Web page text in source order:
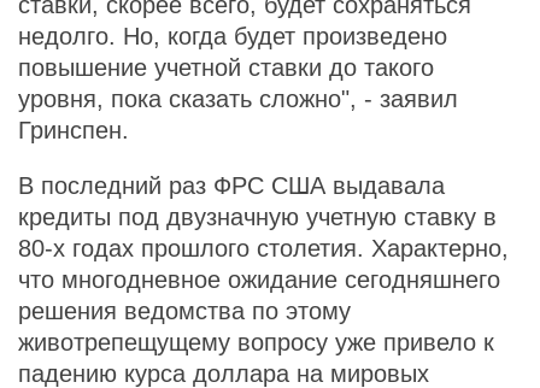
недолго. Но, когда будет произведено
повышение учетной ставки до такого
уровня, пока сказать сложно", - заявил
Гринспен.
В последний раз ФРС США выдавала
кредиты под двузначную учетную ставку в
80-х годах прошлого столетия. Характерно,
что многодневное ожидание сегодняшнего
решения ведомства по этому
животрепещущему вопросу уже привело к
падению курса доллара на мировых